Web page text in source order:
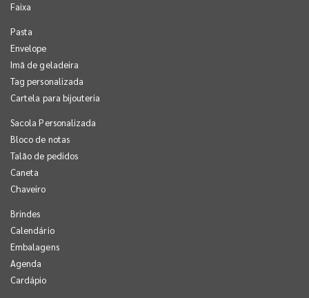
Faixa
Pasta
Envelope
Imã de geladeira
Tag personalizada
Cartela para bijouteria
Sacola Personalizada
Bloco de notas
Talão de pedidos
Caneta
Chaveiro
Brindes
Calendário
Embalagens
Agenda
Cardápio